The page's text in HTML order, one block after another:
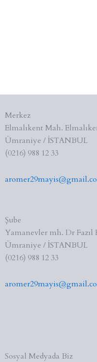
Merkez
Elmalıkent Mah.
Ümraniye / İSTANBUL
(0216) 988 12 33
Şube
Yamanevler mh. Dr Fazıl
Ümraniye / İSTANBUL
(0216) 988 12 33
Sosyal Medyada Biz